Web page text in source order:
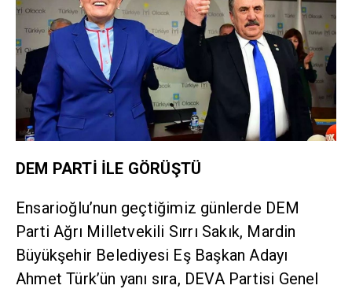
DEM PARTİ İLE GÖRÜŞTÜ
Ensarioğlu’nun geçtiğimiz günlerde DEM
Parti Ağrı Milletvekili Sırrı Sakık, Mardin
Büyükşehir Belediyesi Eş Başkan Adayı
Ahmet Türk’ün yanı sıra, DEVA Partisi Genel